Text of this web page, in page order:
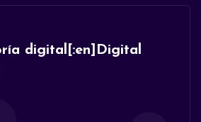
digital[:en]Digital